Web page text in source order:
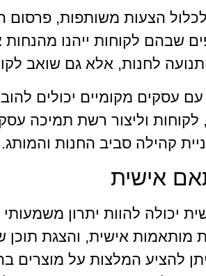
הצעות משותפות, פרסום
שבהם לקוחות ייהנו
לחנות, אלא גם שואב
עסקים מקומיים יכולים
לקוחות וליצור רשת תמיכה
קהילה סביב החנות והמותג.
אישית
יכולה להוות יתרון
מותאמות אישית, והצגת
להציע המלצות על מוצרים